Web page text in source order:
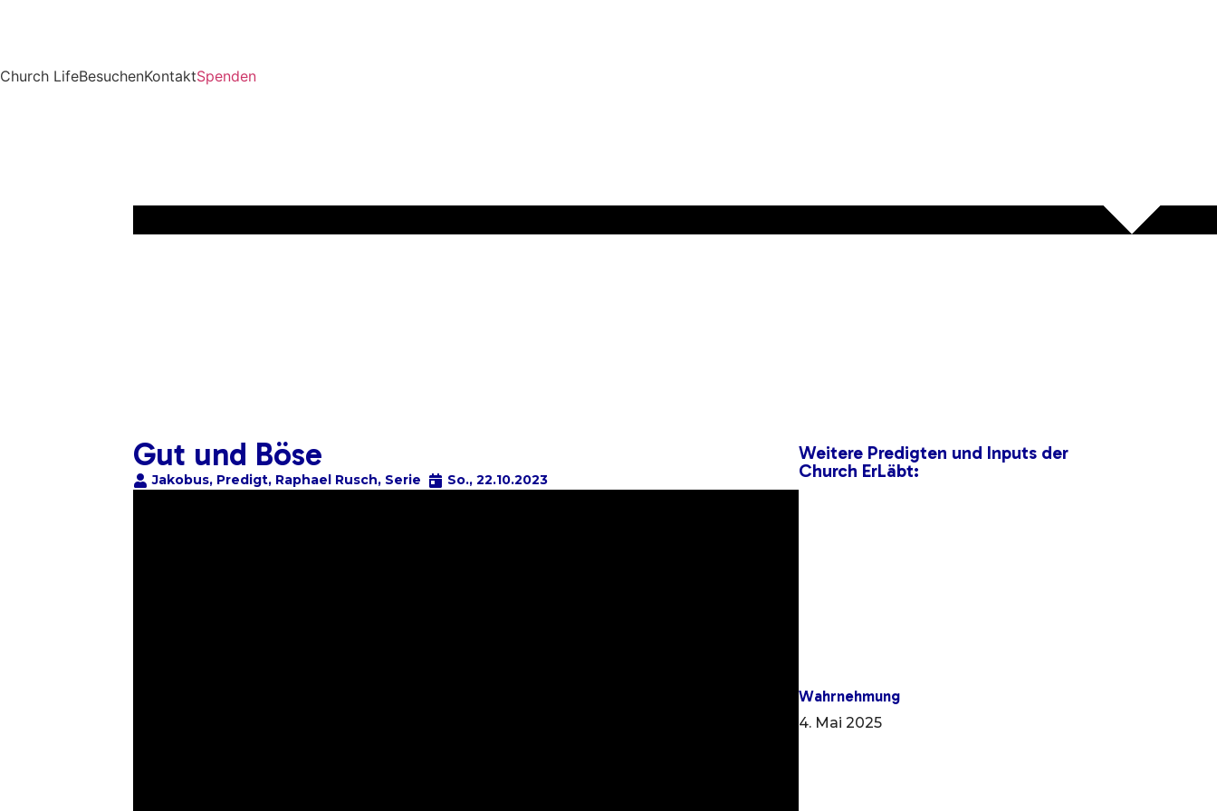
Church LifeBesuchenKontaktSpenden
Gut und Böse
Jakobus, Predigt, Raphael Rusch, Serie So., 22.10.2023
Weitere Predigten und Inputs der
Church ErLäbt:
Wahrnehmung
4. Mai 2025